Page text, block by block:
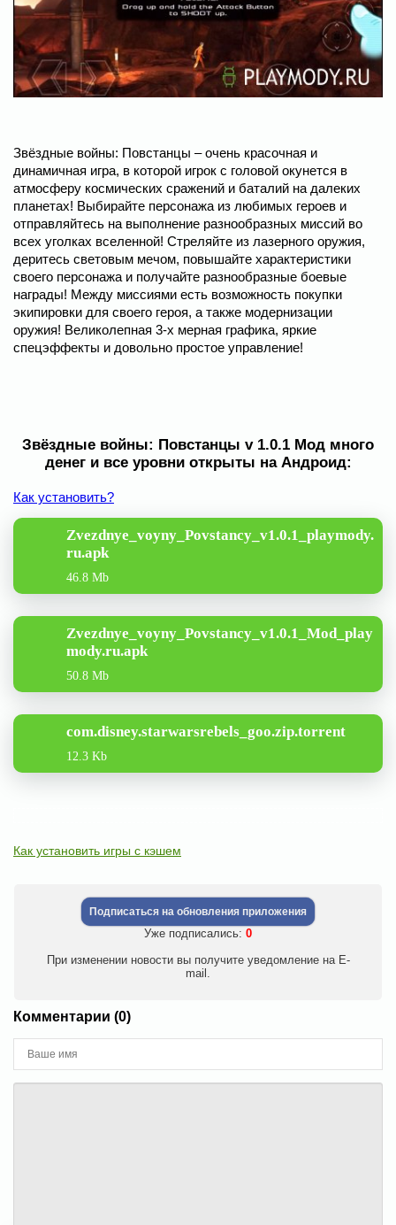
Звёздные войны: Повстанцы – очень красочная и
динамичная игра, в которой игрок с головой окунется в
атмосферу космических сражений и баталий на далеких
планетах! Выбирайте персонажа из любимых героев и
отправляйтесь на выполнение разнообразных миссий во
всех уголках вселенной! Стреляйте из лазерного оружия,
деритесь световым мечом, повышайте характеристики
своего персонажа и получайте разнообразные боевые
награды! Между миссиями есть возможность покупки
экипировки для своего героя, а также модернизации
оружия! Великолепная 3-х мерная графика, яркие
спецэффекты и довольно простое управление!
Звёздные войны: Повстанцы v 1.0.1 Мод много
денег и все уровни открыты на Андроид:
Как установить?
Zvezdnye_voyny_Povstancy_v1.0.1_playmody.
ru.apk
46.8 Mb
Zvezdnye_voyny_Povstancy_v1.0.1_Mod_play
mody.ru.apk
50.8 Mb
com.disney.starwarsrebels_goo.zip.torrent
12.3 Kb
Как установить игры с кэшем
Подписаться на обновления приложения
Уже подписались: 0
При изменении новости вы получите уведомление на E-
mail.
Комментарии (0)